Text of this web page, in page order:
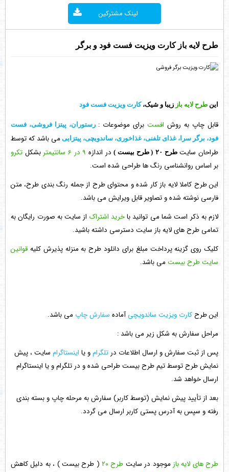
لینک مشترکین
طرح لایه باز کارت ویزیت فست فود و برگر
این طرح لایه باز زیبا و شیک، کارت ویزیت فست فود
قابل چاپ به روش افست برای موضوعات : رستوران، پیتزا فروشی، فست
فود، برگر سرا، غذای تلفنی، غذاخوری، ساندویچی، پیتزایی می باشد که توسط
طراحان سایتطرح ۲۰ ( طرح بیست )در اندازه 9 در 6 سانتیمتر بشکل تکرو
بر اساس روانشناسی رنگ ها طراحی شده است.
این طرح کاملا لایه باز کار شده و محتوای طرح از جمله رنگ بندی طرح، متن
فارسی نوشته شده و تصاویر قابل ویرایش می باشد.
لازم به ذکر است شما می توانید باخرید اشتراک از سایت به صورت رایگان به
تمامی طرح های لایه باز سایت دسترسی داشته باشید.
کلیک روی گزینه پرداخت مبلغ برای دانلود طرح به منزله پذیرش کلیه قوانین
سایت طرح بیستمی باشد.
این طرحکارت ویزیت ساندویچیآماده سفارش چاپ می باشد.
مراحل سفارش به شکل زیر می باشد :
پس از ثبت سفارش و ارسال اطلاعات درتلگرامو یا اینستاگرام سایت ، پیش
نمایش طرح توسط تیم طرح بیست طراحی شده و در تلگرام و یا اینستاگرام
ارسال خواهد شد.
بعد از تأیید پیش نمایش (توسط کاربر) سفارش به مرحله چاپ و بسته بندی
رفته و سپس به آدرس پستی کاربر ارسال می گردد.
طرح های لایه بازموجود در سایت طرح ۲۰
( طرح بیست ) ، به دلیل کاهش